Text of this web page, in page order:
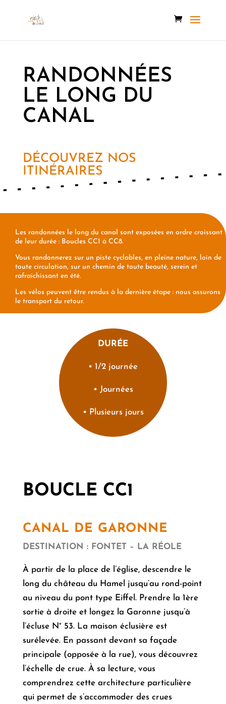
RANDONNÉES
LE LONG DU
CANAL
DÉCOUVREZ NOS
ITINÉRAIRES
Les randonnées le long du canal sont exposées en ordre croissant
de leur durée : Boucles CC1 à CC8.
Vous randonnerez sur un piste cyclables, en pleine nature, loin de
toute circulation, sur un chemin de toute beauté, serein et
rafraichissant en été.
Les vélos peuvent être rendus à la dernière étape : nous assurons
le transport du retour.
DURÉE
• 1/2 journée
• Journées
• Plusieurs jours
BOUCLE CC1
CANAL DE GARONNE
DESTINATION : FONTET – LA RÉOLE
À partir de la place de l’église, descendre le
long du château du Hamel jusqu’au rond-point
au niveau du pont type Eiffel. Prendre la 1ère
sortie à droite et longez la Garonne jusqu’à
l’écluse N° 53. La maison éclusière est
surélevée. En passant devant sa façade
principale (opposée à la rue), vous découvrez
l’échelle de crue. À sa lecture, vous
comprendrez cette architecture particulière
qui permet de s’accommoder des crues